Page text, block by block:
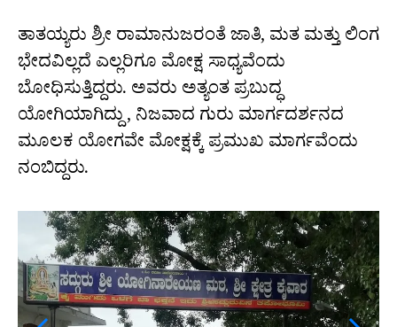
ತಾತಯ್ಯರು ಶ್ರೀ ರಾಮಾನುಜರಂತೆ ಜಾತಿ, ಮತ ಮತ್ತು ಲಿಂಗ
ಭೇದವಿಲ್ಲದೆ ಎಲ್ಲರಿಗೂ ಮೋಕ್ಷ ಸಾಧ್ಯವೆಂದು
ಬೋಧಿಸುತ್ತಿದ್ದರು. ಅವರು ಅತ್ಯಂತ ಪ್ರಬುದ್ಧ
ಯೋಗಿಯಾಗಿದ್ದು, ನಿಜವಾದ ಗುರು ಮಾರ್ಗದರ್ಶನದ
ಮೂಲಕ ಯೋಗವೇ ಮೋಕ್ಷಕ್ಕೆ ಪ್ರಮುಖ ಮಾರ್ಗವೆಂದು
ನಂಬಿದ್ದರು.